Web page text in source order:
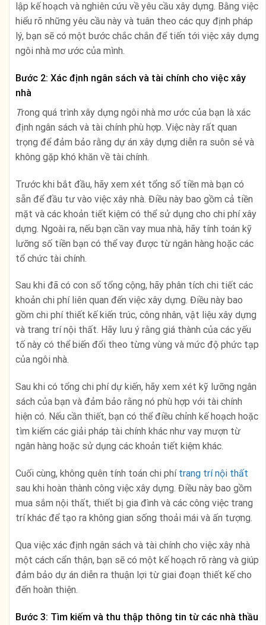
lập kế hoạch và nghiên cứu về yêu cầu xây dựng. Bằng việc
hiểu rõ những yêu cầu này và tuân theo các quy định pháp
lý, bạn sẽ có một bước chắc chắn để tiến tới việc xây dựng
ngôi nhà mơ ước của mình.
Bước 2: Xác định ngân sách và tài chính cho việc xây
nhà
Trong quá trình xây dựng ngôi nhà mơ ước của bạn là xác
định ngân sách và tài chính phù hợp. Việc này rất quan
trọng để đảm bảo rằng dự án xây dựng diễn ra suôn sẻ và
không gặp khó khăn về tài chính.
Trước khi bắt đầu, hãy xem xét tổng số tiền mà bạn có
sẵn để đầu tư vào việc xây nhà. Điều này bao gồm cả tiền
mặt và các khoản tiết kiệm có thể sử dụng cho chi phí xây
dựng. Ngoài ra, nếu bạn cần vay mua nhà, hãy tính toán kỹ
lưỡng số tiền bạn có thể vay được từ ngân hàng hoặc các
tổ chức tài chính.
Sau khi đã có con số tổng cộng, hãy phân tích chi tiết các
khoản chi phí liên quan đến việc xây dựng. Điều này bao
gồm chi phí thiết kế kiến trúc, công nhân, vật liệu xây dựng
và trang trí nội thất. Hãy lưu ý rằng giá thành của các yếu
tố này có thể biến đổi theo từng vùng và mức độ phức tạp
của ngôi nhà.
Sau khi có tổng chi phí dự kiến, hãy xem xét kỹ lưỡng ngân
sách của bạn và đảm bảo rằng nó phù hợp với tài chính
hiện có. Nếu cần thiết, bạn có thể điều chỉnh kế hoạch hoặc
tìm kiếm các giải pháp tài chính khác như vay mượn từ
ngân hàng hoặc sử dụng các khoản tiết kiệm khác.
Cuối cùng, không quên tính toán chi phí trang trí nội thất
sau khi hoàn thành công việc xây dựng. Điều này bao gồm
mua sắm nội thất, thiết bị gia đình và các công việc trang
trí khác để tạo ra không gian sống thoải mái và ấn tượng.
Qua việc xác định ngân sách và tài chính cho việc xây nhà
một cách cẩn thận, bạn sẽ có một kế hoạch rõ ràng và giúp
đảm bảo dự án diễn ra thuận lợi từ giai đoạn thiết kế cho
đến hoàn thiện.
Bước 3: Tìm kiếm và thu thập thông tin từ các nhà thầu